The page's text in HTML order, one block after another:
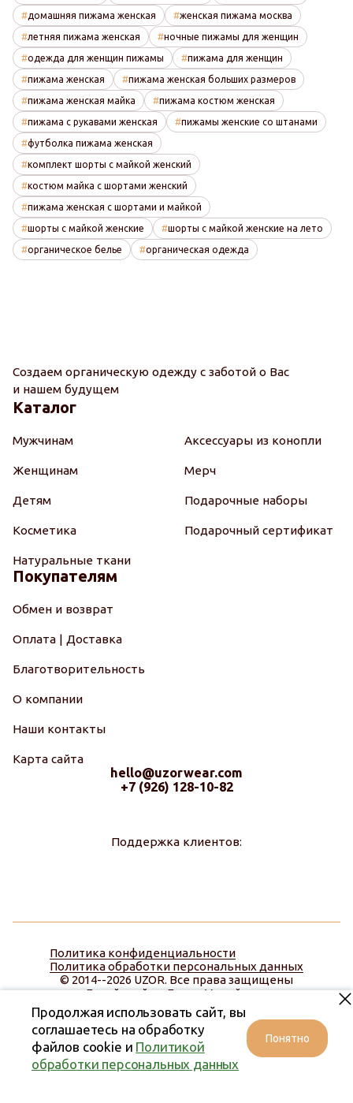
домашняя пижама женская женская пижама москва
летняя пижама женская ночные пижамы для женщин
одежда для женщин пижамы пижама для женщин
пижама женская пижама женская больших размеров
пижама женская майка пижама костюм женская
пижама с рукавами женская пижамы женские со штанами
футболка пижама женская
комплект шорты с майкой женский
костюм майка с шортами женский
пижама женская с шортами и майкой
шорты с майкой женские шорты с майкой женские на лето
органическое белье органическая одежда
Создаем органическую одежду с заботой о Вас
и нашем будущем
Каталог
Мужчинам
Женщинам
Детям
Косметика
Натуральные ткани
Аксессуары из конопли
Мерч
Подарочные наборы
Подарочный сертификат
Покупателям
Обмен и возврат
Оплата | Доставка
Благотворительность
О компании
Наши контакты
Карта сайта
hello@uzorwear.com
+7 (926) 128-10-82
Поддержка клиентов:
Политика конфиденциальности
Политика обработки персональных данных
© 2014--2026 UZOR. Все права защищены
Дизайн сайта:Диана Меняйлова
Продолжая использовать сайт, вы
соглашаетесь на обработку
файлов cookie и Политикой
обработки персональных данных
Понятно